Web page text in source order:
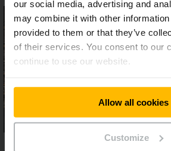
our social media, advertising and
may combine it with other information
provided to them or that they’ve
of their services. You consent to our
continue to use our website.
Allow all cookies
Customize